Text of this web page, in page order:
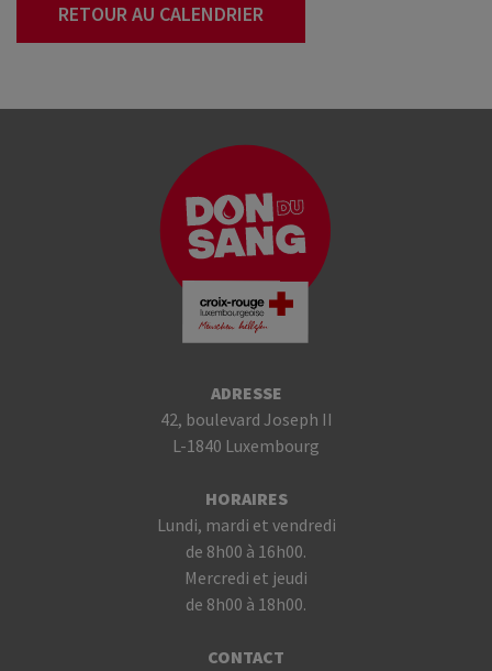
RETOUR AU CALENDRIER
ADRESSE
42, boulevard Joseph II
L-1840 Luxembourg
HORAIRES
Lundi, mardi et vendredi
de 8h00 à 16h00.
Mercredi et jeudi
de 8h00 à 18h00.
CONTACT